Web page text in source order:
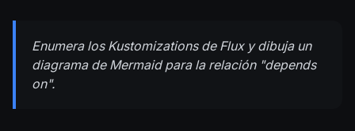
Enumera los Kustomizations de Flux y dibuja un
diagrama de Mermaid para la relación "depends
on".